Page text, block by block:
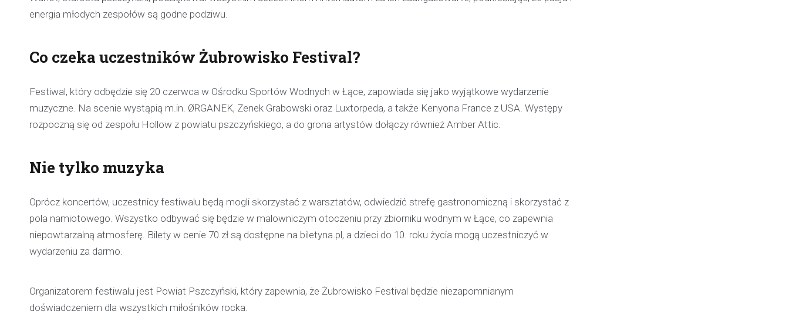
energia młodych zespołów są godne podziwu.
Co czeka uczestników Żubrowisko Festival?
Festiwal, który odbędzie się 20 czerwca w Ośrodku Sportów Wodnych w Łące, zapowiada się jako wyjątkowe wydarzenie
muzyczne. Na scenie wystąpią m.in. ØRGANEK, Zenek Grabowski oraz Luxtorpeda, a także Kenyona France z USA. Występy
rozpoczną się od zespołu Hollow z powiatu pszczyńskiego, a do grona artystów dołączy również Amber Attic.
Nie tylko muzyka
Oprócz koncertów, uczestnicy festiwalu będą mogli skorzystać z warsztatów, odwiedzić strefę gastronomiczną i skorzystać z
pola namiotowego. Wszystko odbywać się będzie w malowniczym otoczeniu przy zbiorniku wodnym w Łące, co zapewnia
niepowtarzalną atmosferę. Bilety w cenie 70 zł są dostępne na biletyna.pl, a dzieci do 10. roku życia mogą uczestniczyć w
wydarzeniu za darmo.
Organizatorem festiwalu jest Powiat Pszczyński, który zapewnia, że Żubrowisko Festival będzie niezapomnianym
doświadczeniem dla wszystkich miłośników rocka.